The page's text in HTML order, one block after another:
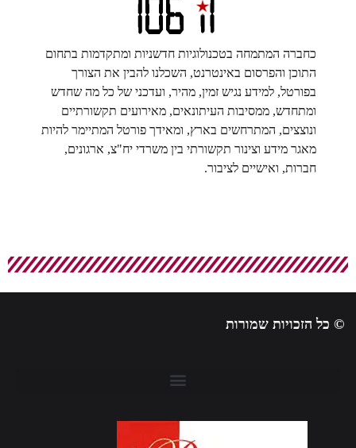
כחברה המתמחה בטכנולוגיות חדשניות ומתקדמות בתחום
התוכן והפרסום באינטרנט, השכלנו להבין את הצורך
בפורטל, למידע נגיש זמין, מהיר, ועדכני של כל מה שחדש
ומתחדש, ממסיבות העיתונאים, מאירועים תקשורתיים
ונוצצים, המתרחשים בארץ, ומאידך פורטל המתיימר להיות
מאגר מידע וצינור תקשורתי בין משרדי יח"צ, ארגונים,
חברות, ואישיים לציבור.
© כל הזכויות שמורות